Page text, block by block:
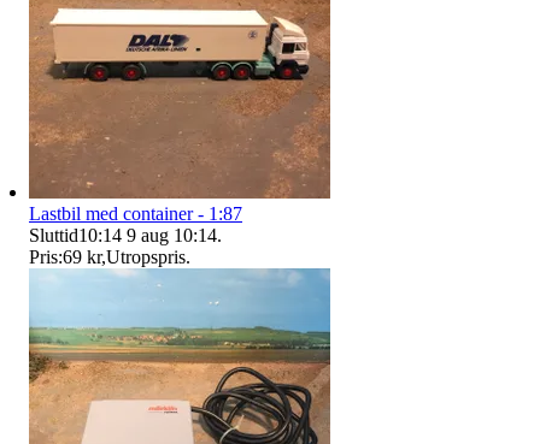
Lastbil med container - 1:87
Sluttid10:14 9 aug 10:14.
Pris:69 kr,Utropspris.